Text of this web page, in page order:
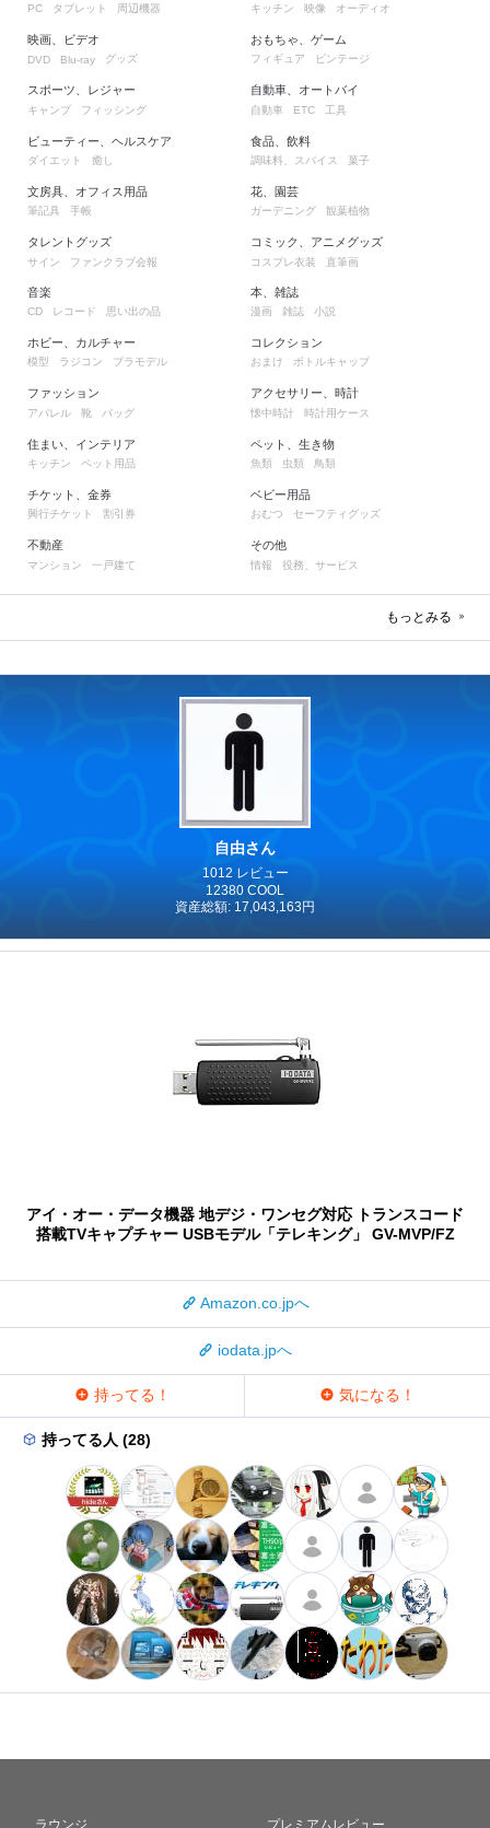
PC タブレット 周辺機器
映画、ビデオ
DVD Blu-ray グッズ
スポーツ、レジャー
キャンプ フィッシング
ビューティー、ヘルスケア
ダイエット 癒し
文房具、オフィス用品
筆記具 手帳
タレントグッズ
サイン ファンクラブ会報
キッチン 映像 オーディオ
おもちゃ、ゲーム
フィギュア ビンテージ
自動車、オートバイ
自動車 ETC 工具
食品、飲料
調味料、スパイス 菓子
花、園芸
ガーデニング 観葉植物
コミック、アニメグッズ
コスプレ衣装 直筆画
音楽
CD レコード 思い出の品
ホビー、カルチャー
模型 ラジコン プラモデル
ファッション
アパレル 靴 バッグ
住まい、インテリア
キッチン ペット用品
チケット、金券
興行チケット 割引券
不動産
マンション 一戸建て
本、雑誌
漫画 雑誌 小説
コレクション
おまけ ボトルキャップ
アクセサリー、時計
懐中時計 時計用ケース
ペット、生き物
魚類 虫類 鳥類
ベビー用品
おむつ セーフティグッズ
その他
情報 役務、サービス
もっとみる
自由さん
1012 レビュー
12380 COOL
資産総額: 17,043,163円
アイ・オー・データ機器 地デジ・ワンセグ対応 トランスコード
搭載TVキャプチャー USBモデル「テレキング」 GV-MVP/FZ
Amazon.co.jpへ
iodata.jpへ
持ってる！ 気になる！
持ってる人 (28)
ラウンジ プレミアムレビュー